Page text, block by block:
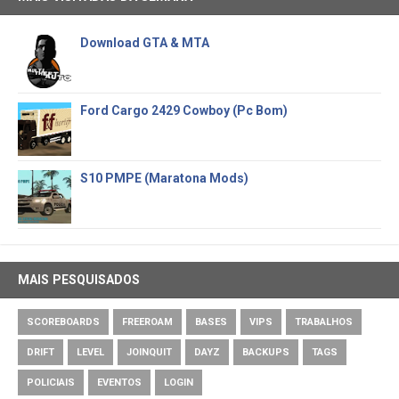
Download GTA & MTA
Ford Cargo 2429 Cowboy (Pc Bom)
S10 PMPE (Maratona Mods)
MAIS PESQUISADOS
SCOREBOARDS FREEROAM BASES VIPS TRABALHOS
DRIFT LEVEL JOINQUIT DAYZ BACKUPS TAGS
POLICIAIS EVENTOS LOGIN